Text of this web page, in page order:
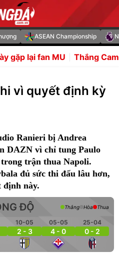
ASEAN Championship
Thắng Campuchia, tuyển
vì quyết định kỳ
Ranieri bị Andrea
DAZN vì chỉ tung Paulo
trận thua Napoli.
đủ sức thi đấu lâu hơn,
định này.
ĐỘ
10-05
2 - 3
05-05
4 - 0
25-04
0 - 2
Thắng Hòa Thua